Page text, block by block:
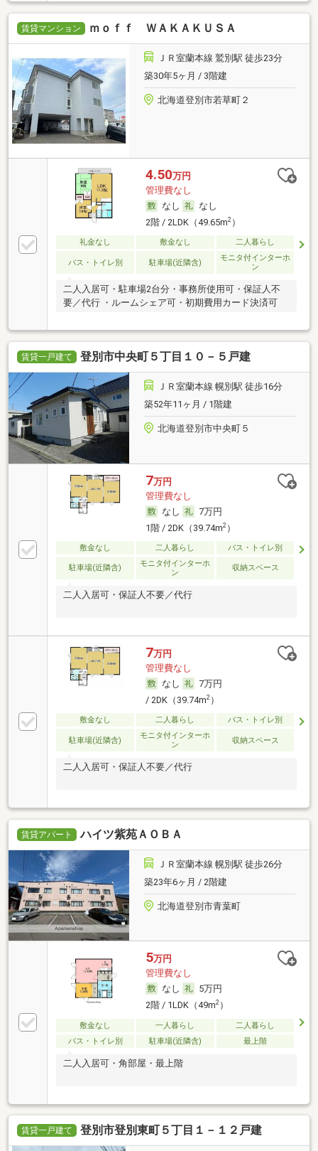
賃貸マンション ｍｏｆｆ ＷＡＫＡＫＵＳＡ
ＪＲ室蘭本線 鷲別駅 徒歩23分
築30年5ヶ月 / 3階建
北海道登別市若草町２
4.50万円
管理費なし
なし
なし
2階 / 2LDK（49.65m2）
礼金なし 敷金なし 二人暮らし
バス・トイレ別 駐車場(近隣含)
モニタ付インターホ
ン
二人入居可・駐車場2台分・事務所使用可・保証人不
要／代行 ・ルームシェア可・初期費用カード決済可
賃貸一戸建て 登別市中央町５丁目１０－５戸建
ＪＲ室蘭本線 幌別駅 徒歩16分
築52年11ヶ月 / 1階建
北海道登別市中央町５
7万円
管理費なし
なし
7万円
1階 / 2DK（39.74m2）
敷金なし 二人暮らし バス・トイレ別
駐車場(近隣含)
モニタ付インターホ
ン
収納スペース
二人入居可・保証人不要／代行
7万円
管理費なし
なし
7万円
/ 2DK（39.74m2）
敷金なし 二人暮らし バス・トイレ別
駐車場(近隣含)
モニタ付インターホ
ン
収納スペース
二人入居可・保証人不要／代行
賃貸アパート ハイツ紫苑ＡＯＢＡ
ＪＲ室蘭本線 幌別駅 徒歩26分
築23年6ヶ月 / 2階建
北海道登別市青葉町
5万円
管理費なし
なし
5万円
2階 / 1LDK（49m2）
敷金なし 一人暮らし
二人暮らし
バス・トイレ別
駐車場(近隣含) 最上階
二人入居可・角部屋・最上階
賃貸一戸建て 登別市登別東町５丁目１－１２戸建